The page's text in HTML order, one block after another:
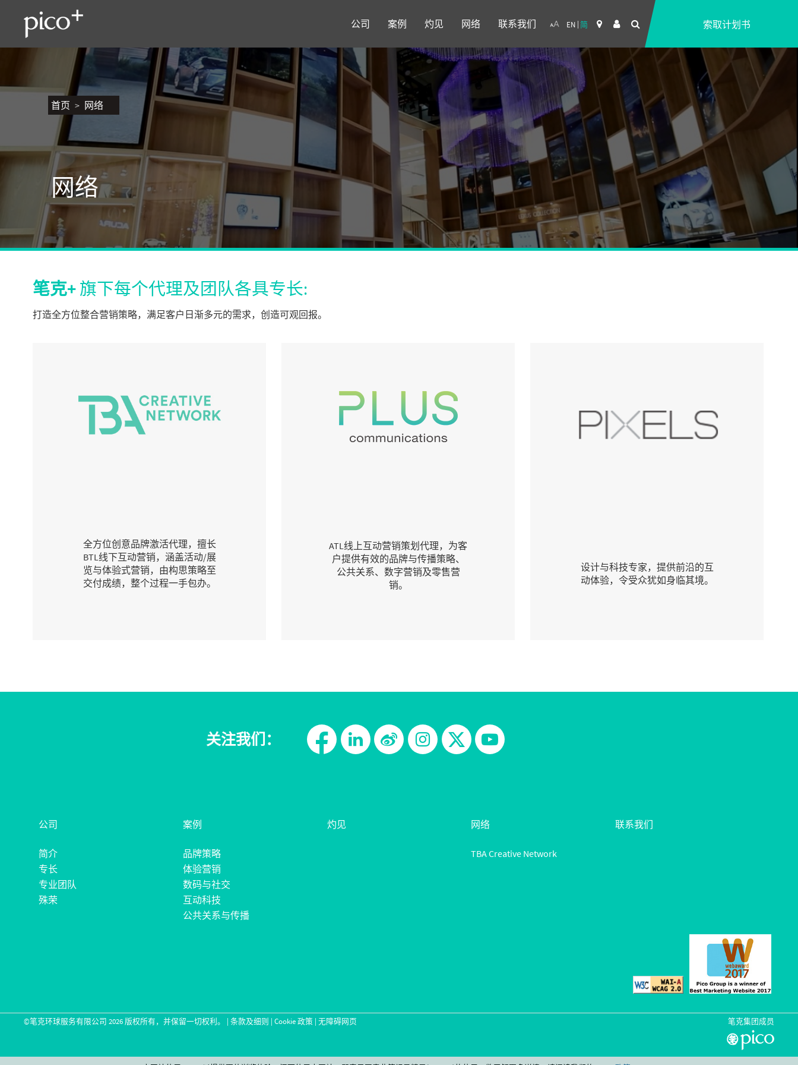
EN 简 索取计划书
公司 案例 灼见 网络 联系我们
首页 网络
网络
笔克+旗下每个代理及团队各具专长:
打造全方位整合营销策略，满足客户日渐多元的需求，创造可观回报。
全方位创意品牌激活代理，擅长
BTL线下互动营销，涵盖活动/展
览与体验式营销，由构思策略至
交付成绩，整个过程一手包办。
ATL线上互动营销策划代理，为客
户提供有效的品牌与传播策略、
公共关系、数字营销及零售营
销。
设计与科技专家，提供前沿的互
动体验，令受众犹如身临其境。
关注我们：
公司
简介
专长
专业团队
殊荣
案例
品牌策略
体验营销
数码与社交
互动科技
公共关系与传播
灼见 网络
TBA Creative Network
联系我们
©笔克环球服务有限公司2026版权所有，并保留一切权利。 |条款及细则 |Cookie 政策 |无障碍网页 笔克集团成员